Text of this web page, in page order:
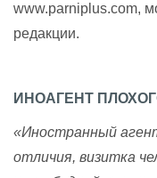
www.parniplus.com,
редакции.
ИНОАГЕНТ
«Иностранный
отличия, визитка